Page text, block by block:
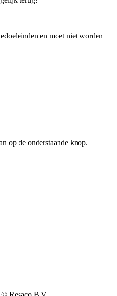
en moet niet worden
op de onderstaande knop.